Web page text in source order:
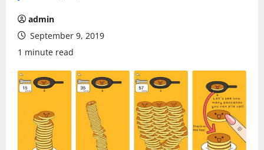
admin
September 9, 2019
1 minute read